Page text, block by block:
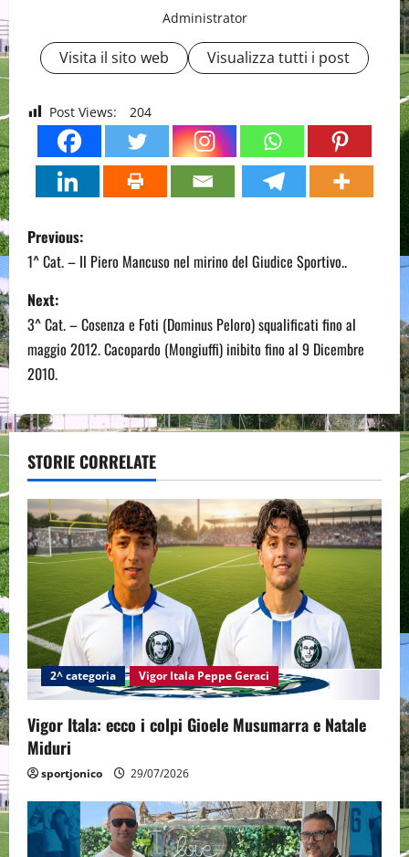
Administrator
Visita il sito web Visualizza tutti i post
Post Views: 204
P
o
s
t
n
a
v
i
g
a
t
i
o
n
Previous:
1^ Cat. – Il Piero Mancuso nel mirino del Giudice Sportivo..
Next:
3^ Cat. – Cosenza e Foti (Dominus Peloro) squalificati fino al
maggio 2012. Cacopardo (Mongiuffi) inibito fino al 9 Dicembre
2010.
STORIE CORRELATE
2^ categoria Vigor Itala Peppe Geraci
Vigor Itala: ecco i colpi Gioele Musumarra e Natale
Miduri
sportjonico 29/07/2026